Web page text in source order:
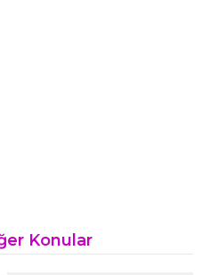
Konular